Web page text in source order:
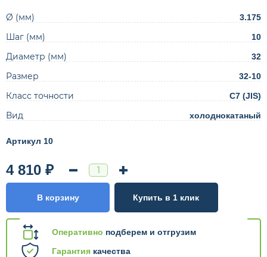
Ø (мм) 3.175
Шаг (мм) 10
Диаметр (мм) 32
Размер 32-10
Класс точности C7 (JIS)
Вид холоднокатаный
Артикул 10
Оперативно подберем и отгрузим
Гарантия качества
4 810 ₽
В корзину Купить в 1 клик